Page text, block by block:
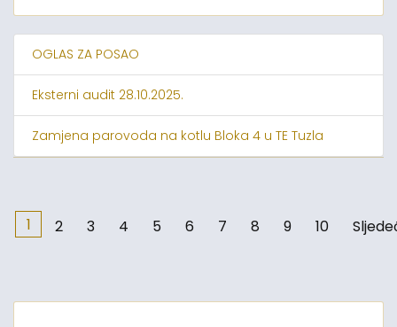
OGLAS ZA POSAO
Eksterni audit 28.10.2025.
Zamjena parovoda na kotlu Bloka 4 u TE Tuzla
1 2 3 4 5 6 7 8 9 10